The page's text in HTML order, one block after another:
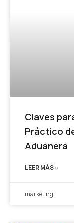
Claves
Práctico
Aduanera
LEER MÁS »
marketing